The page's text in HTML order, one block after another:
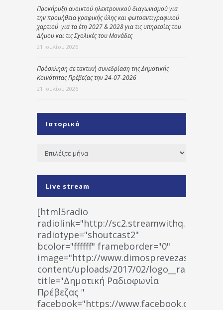
Προκήρυξη ανοικτού ηλεκτρονικού διαγωνισμού για
την προμήθεια γραφικής ύλης και φωτοαντιγραφικού
χαρτιού για τα έτη 2027 & 2028 για τις υπηρεσίες του
Δήμου και τις Σχολικές του Μονάδες
21 Ιουλίου 2026
Πρόσκληση σε τακτική συνεδρίαση της Δημοτικής
Κοινότητας Πρέβεζας την 24-07-2026
21 Ιουλίου 2026
Ιστορικό
Ιστορικό
Live stream
[html5radio
radiolink="http://
radiotype="shoutcast2"
bcolor="ffffff" frameborder="0"
image="http://www.dimosprevezas.gr/wp-
content/uploads/2017/02/
title="Δημοτική Ραδιοφωνία
Πρέβεζας "
facebook="https://www.facebook.com/